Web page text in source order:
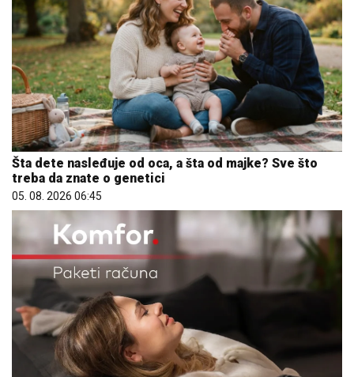
Šta dete nasleđuje od oca, a šta od majke? Sve što
treba da znate o genetici
05. 08. 2026 06:45